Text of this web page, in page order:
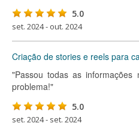
5.0
set. 2024 - out. 2024
Criação de stories e reels para
"Passou todas as informações
problema!"
5.0
set. 2024 - set. 2024